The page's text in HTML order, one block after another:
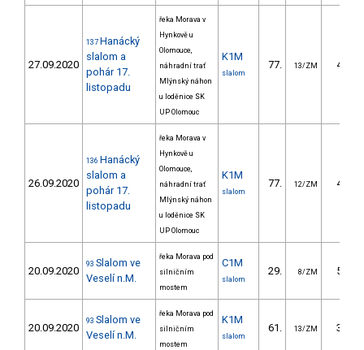
27.09.2020
137 Hanácký
slalom a
pohár 17.
listopadu
řeka Morava v
Hynkově u
Olomouce,
náhradní trať
Mlýnský náhon
u loděnice SK
UP Olomouc
K1M
slalom
77. 13/ZM 43.70
26.09.2020
136 Hanácký
slalom a
pohár 17.
listopadu
řeka Morava v
Hynkově u
Olomouce,
náhradní trať
Mlýnský náhon
u loděnice SK
UP Olomouc
K1M
slalom
77. 12/ZM 45.30
20.09.2020
93 Slalom ve
Veselí n.M.
řeka Morava pod
silničním
mostem
C1M
slalom
29. 8/ZM 55.30
20.09.2020
93 Slalom ve
Veselí n.M.
řeka Morava pod
silničním
mostem
K1M
slalom
61. 13/ZM 33.90